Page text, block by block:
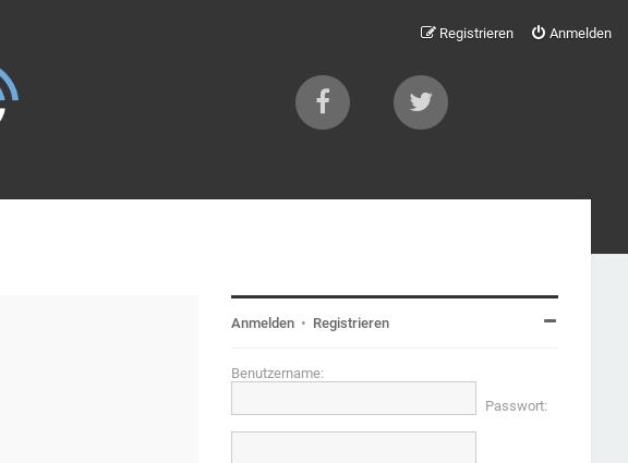
Anmelden
Registrieren
Anmelden • Registrieren
Benutzername:
Passwort: